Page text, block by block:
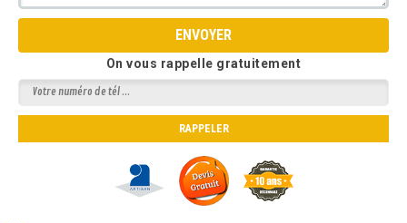
On vous rappelle gratuitement